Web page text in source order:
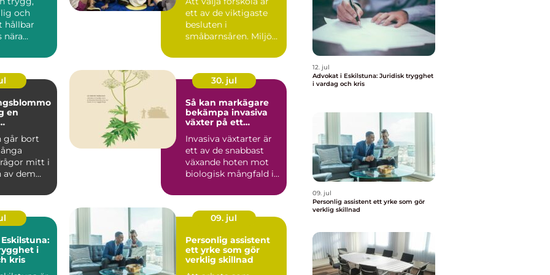
och
hållbar
nära
ett av de viktigaste
besluten i
småbarnsåren. Miljön,
barngruppens...
går bort
mitt i
av dem
30. jul
Så kan markägare
bekämpa invasiva
växter på ett
Invasiva växtarter är
ett av de snabbast
växande hoten mot
biologisk mångfald i
i
kris
09. jul
Personlig assistent
ett yrke som gör
verklig skillnad
12. jul
Advokat i Eskilstuna: Juridisk trygghet
i vardag och kris
09. jul
Personlig assistent ett yrke som gör
verklig skillnad